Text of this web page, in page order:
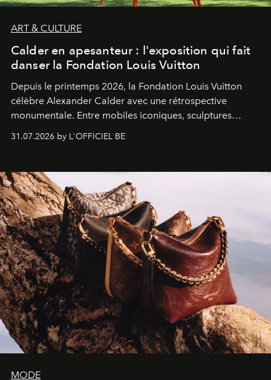
ART & CULTURE
Calder en apesanteur : l'exposition qui fait
danser la Fondation Louis Vuitton
Depuis le printemps 2026, la Fondation Louis Vuitton
célèbre Alexander Calder avec une rétrospective
monumentale. Entre mobiles iconiques, sculptures
monumentales et poésie du mouvement, l'artiste
américain investit les espaces imaginés par Frank Gehry
sculpture.
31.07.2026 by L'OFFICIEL BE
MODE